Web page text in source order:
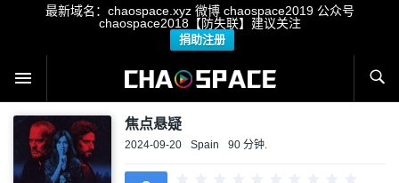
最新域名：chaospace.xyz 微博 chaospace2019 公众号
chaospace2018【防失联】建议关注
捐助注册
焦点悬疑
2024-09-20 Spain 90 分钟.